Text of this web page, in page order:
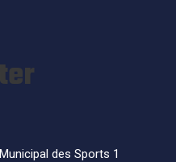
des Sports 1